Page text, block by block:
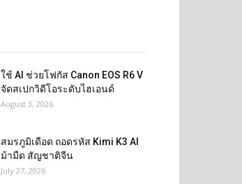
ใช้ AI ช่วยโฟกัส Canon EOS R6 V
จัดสเปกวิดีโอระดับไฮเอนด์
August 3, 2026
สมรภูมิเดือด ถอดรหัส Kimi K3 AI
ม้ามืด สัญชาติจีน
July 27, 2026